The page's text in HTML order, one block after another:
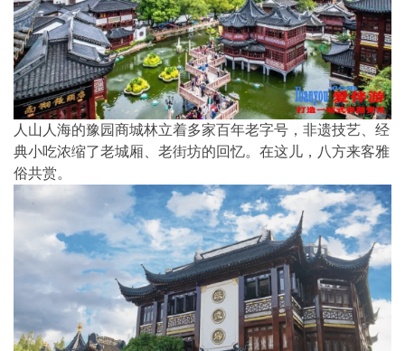
人山人海的豫园商城林立着多家百年老字号，非遗技艺、经
典小吃浓缩了老城厢、老街坊的回忆。在这儿，八方来客雅
俗共赏。